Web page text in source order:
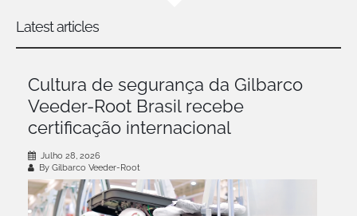
Latest articles
Cultura de segurança da Gilbarco
Veeder-Root Brasil recebe
certificação internacional
Julho 28, 2026
By Gilbarco Veeder-Root